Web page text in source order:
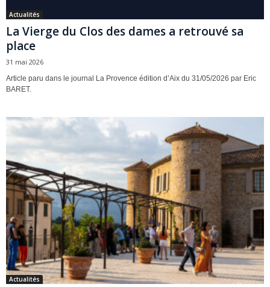
Actualités
La Vierge du Clos des dames a retrouvé sa
place
31 mai 2026
Article paru dans le journal La Provence édition d’Aix du 31/05/2026 par Eric
BARET.
Actualités